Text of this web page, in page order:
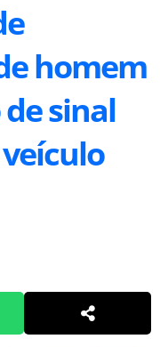
homem
sinal